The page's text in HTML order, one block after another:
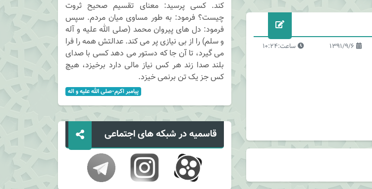
1391/9/6 ساعت:10:24
کند. کسی پرسید: معنای تقسیم صحیح ثروت
چیست؟ فرمود: به طور مساوی میان مردم. سپس
فرمود: دل های پیروان محمد (صلی الله علیه و آله
و سلم) را از بی نیازی پر می کند. عدالتش همه را فرا
می گیرد، تا آن جا که دستور می دهد کسی با صدای
بلند صدا زند هر کس نیاز مالی دارد برخیزد، هیچ
کس جز یک تن برنمی خیزد.
پيامبر اکرم-صلی الله عليه و اله
قاسمیه در شبکه های اجتماعی